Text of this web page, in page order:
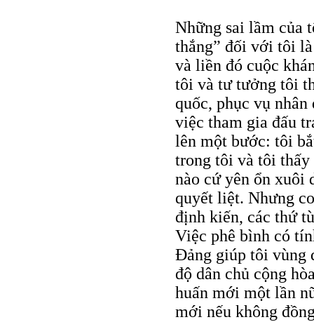
Những sai lầm của
thắng” đối với tôi
và liền đó cuộc
tôi và tư tưởng tôi
quốc, phục vụ
việc tham gia đấu
lên một bước: tôi
trong tôi và tôi
nào cứ yên ổn xuôi
quyết liệt. Nhưng
định kiến, các thứ
Việc phê bình có
Đảng giúp tôi vùng
độ dân chủ cộng
huấn mới một lần
mới nếu không